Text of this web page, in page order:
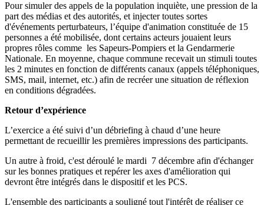
Pour simuler des appels de la population inquiète, une pression de la
part des médias et des autorités, et injecter toutes sortes
d'événements perturbateurs, l’équipe d'animation constituée de 15
personnes a été mobilisée, dont certains acteurs jouaient leurs
propres rôles comme les Sapeurs-Pompiers et la Gendarmerie
Nationale. En moyenne, chaque commune recevait un stimuli toutes
les 2 minutes en fonction de différents canaux (appels téléphoniques,
SMS, mail, internet, etc.) afin de recréer une situation de réflexion
en conditions dégradées.
Retour d’expérience
L’exercice a été suivi d’un débriefing à chaud d’une heure
permettant de recueillir les premières impressions des participants.
Un autre à froid, c'est déroulé le mardi 7 décembre afin d'échanger
sur les bonnes pratiques et repérer les axes d'amélioration qui
devront être intégrés dans le dispositif et les PCS.
L'ensemble des participants a souligné tout l'intérêt de réaliser ce